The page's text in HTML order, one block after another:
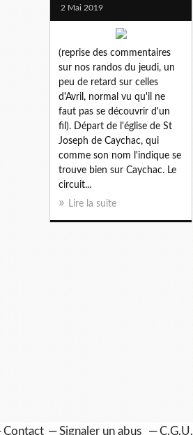
2 Mai 2019
(reprise des commentaires
sur nos randos du jeudi, un
peu de retard sur celles
d'Avril, normal vu qu'il ne
faut pas se découvrir d'un
fil). Départ de l'église de St
Joseph de Caychac, qui
comme son nom l'indique se
trouve bien sur Caychac. Le
circuit...
Lire la suite
Contact Signaler un abus C.G.U.